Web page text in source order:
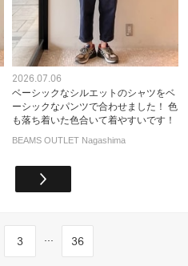
2026.07.06
ベーシックなシルエットのシャツをベ
ーシックなパンツで合わせました！ 色
も落ち着いた色合いて着やすいです！
BEAMS OUTLET Nagashima
3 ... 36